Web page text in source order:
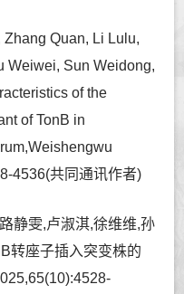
Quan, Li Lulu,
Weiwei, Sun Weidong,
of the
of TonB in
4536(共同通讯作者)
静雯,卢淑淇,徐维维,孙
转座子插入突变株的